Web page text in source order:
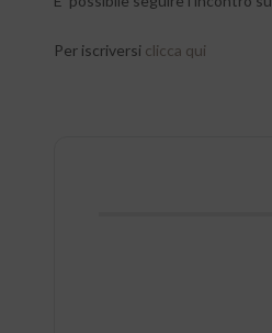
Per iscriversi clicca qui